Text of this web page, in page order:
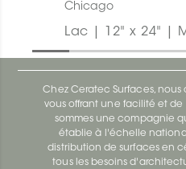
Chicago
Lac | 12" x 24" |
Chez Ceratec Surfaces,
vous offrant une facilité et de
sommes une compagnie
établie à l'échelle
distribution de surfaces en
tous les besoins